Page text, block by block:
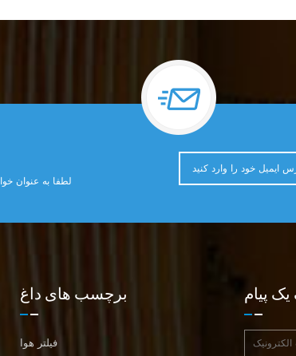
لطفا به عنوان
برچسب های داغ
فیلتر هوا
پیام